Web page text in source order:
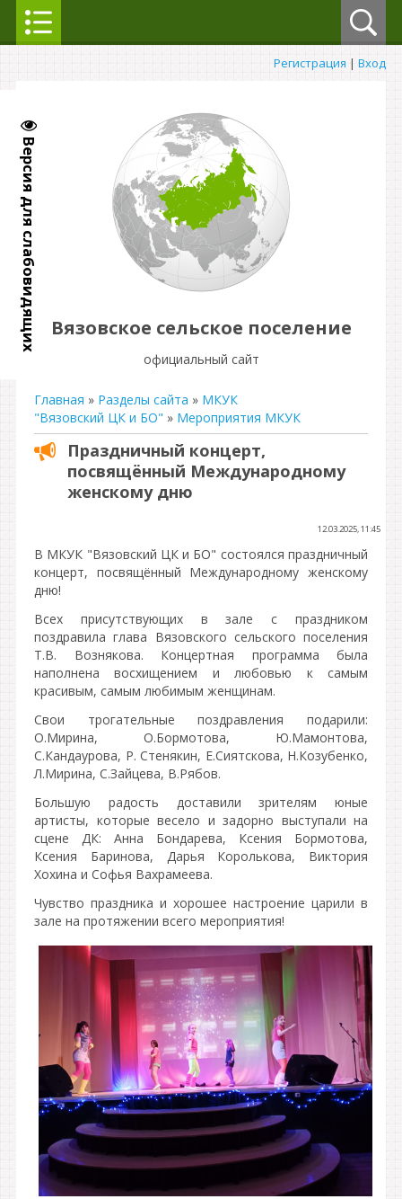
Версия для слабовидящих
Регистрация | Вход
Вязовское сельское поселение
официальный сайт
Главная » Разделы сайта » МКУК
"Вязовский ЦК и БО" » Мероприятия МКУК
Праздничный концерт,
посвящённый Международному
женскому дню
12.03.2025, 11:45
В МКУК "Вязовский ЦК и БО" состоялся праздничный
концерт, посвящённый Международному женскому
дню!
Всех присутствующих в зале с праздником
поздравила глава Вязовского сельского поселения
Т.В. Вознякова. Концертная программа была
наполнена восхищением и любовью к самым
красивым, самым любимым женщинам.
Свои трогательные поздравления подарили:
О.Мирина, О.Бормотова, Ю.Мамонтова,
С.Кандаурова, Р. Стенякин, Е.Сиятскова, Н.Козубенко,
Л.Мирина, С.Зайцева, В.Рябов.
Большую радость доставили зрителям юные
артисты, которые весело и задорно выступали на
сцене ДК: Анна Бондарева, Ксения Бормотова,
Ксения Баринова, Дарья Королькова, Виктория
Хохина и Софья Вахрамеева.
Чувство праздника и хорошее настроение царили в
зале на протяжении всего мероприятия!